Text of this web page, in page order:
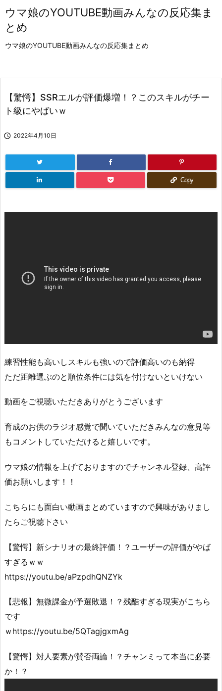
ウマ娘のYOUTUBE動画みんなの反応集ま
とめ
ウマ娘のYOUTUBE動画みんなの反応集まとめ
【驚愕】SSRエルが評価爆増！？このスキルがチー
ト級にやばいｗ
 2022年4月10日
Copy
練習性能も高いしスキルも強いので評価高いのも納得
ただ距離選ぶのと順位条件には気を付けないといけない
動画をご視聴いただきありがとうございます
育成のお供のラジオ感覚で聞いていただきみんなの意見等
もコメントしていただけると嬉しいです。
ウマ娘の情報を上げておりますのでチャンネル登録、高評
価お願いします！！
こちらにも面白い動画まとめていますので興味がありまし
たらご視聴下さい
【驚愕】新シナリオの最終評価！？ユーザーの評価がやば
すぎるｗｗ
https://youtu.be/aPzpdhQNZYk
【悲報】無微課金が予選敗退！？残酷すぎる現実がこちら
です
ｗhttps://youtu.be/5QTagjgxmAg
【驚愕】対人要素が賛否両論！？チャンミって本当に必要
か！？